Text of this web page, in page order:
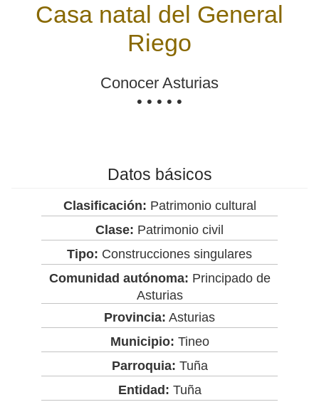
Casa natal del General
Riego
Conocer Asturias
• • • • •
Datos básicos
Clasificación: Patrimonio cultural
Clase: Patrimonio civil
Tipo: Construcciones singulares
Comunidad autónoma: Principado de
Asturias
Provincia: Asturias
Municipio: Tineo
Parroquia: Tuña
Entidad: Tuña